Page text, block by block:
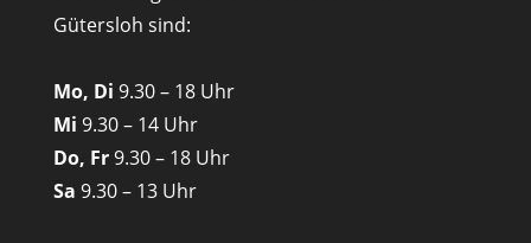
Gütersloh sind:
Mo, Di 9.30 – 18 Uhr
Mi 9.30 – 14 Uhr
Do, Fr9.30 – 18 Uhr
Sa 9.30 – 13 Uhr